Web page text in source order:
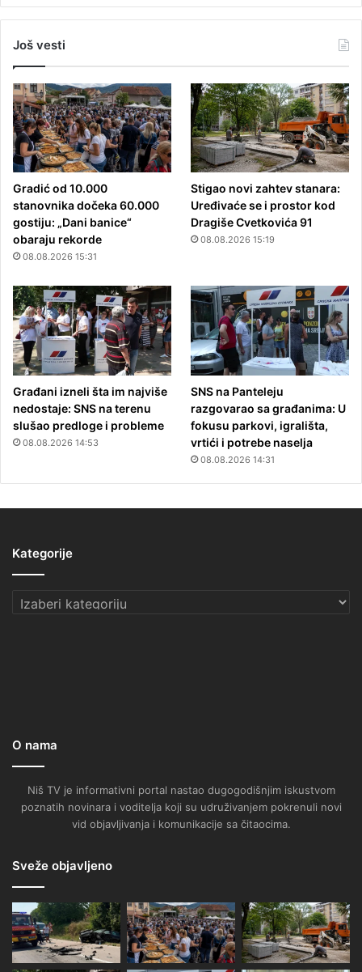
Još vesti
Gradić od 10.000
stanovnika dočeka 60.000
gostiju: „Dani banice“
obaraju rekorde
08.08.2026 15:31
Stigao novi zahtev stanara:
Uređivaće se i prostor kod
Dragiše Cvetkovića 91
08.08.2026 15:19
Građani izneli šta im najviše
nedostaje: SNS na terenu
slušao predloge i probleme
08.08.2026 14:53
SNS na Panteleju
razgovarao sa građanima: U
fokusu parkovi, igrališta,
vrtići i potrebe naselja
08.08.2026 14:31
Kategorije
Kategorije
O nama
Niš TV je informativni portal nastao dugogodišnjim iskustvom
poznatih novinara i voditelja koji su udruživanjem pokrenuli novi
vid objavljivanja i komunikacije sa čitaocima.
Sveže objavljeno